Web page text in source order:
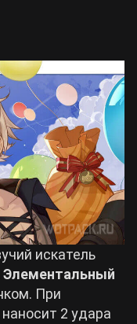
искатель
Элементальный
При
2 удара